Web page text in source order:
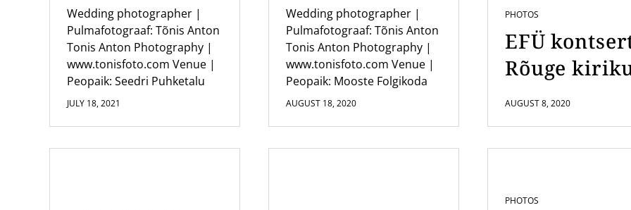
Wedding photographer |
Pulmafotograaf: Tõnis Anton
Tonis Anton Photography |
www.tonisfoto.com Venue |
Peopaik: Seedri Puhketalu
JULY 18, 2021
Wedding photographer |
Pulmafotograaf: Tõnis Anton
Tonis Anton Photography |
www.tonisfoto.com Venue |
Peopaik: Mooste Folgikoda
AUGUST 18, 2020
PHOTOS
EFÜ
Rõuge
AUGUST 8, 2020
PHOTOS